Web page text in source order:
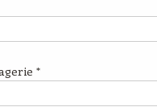
*